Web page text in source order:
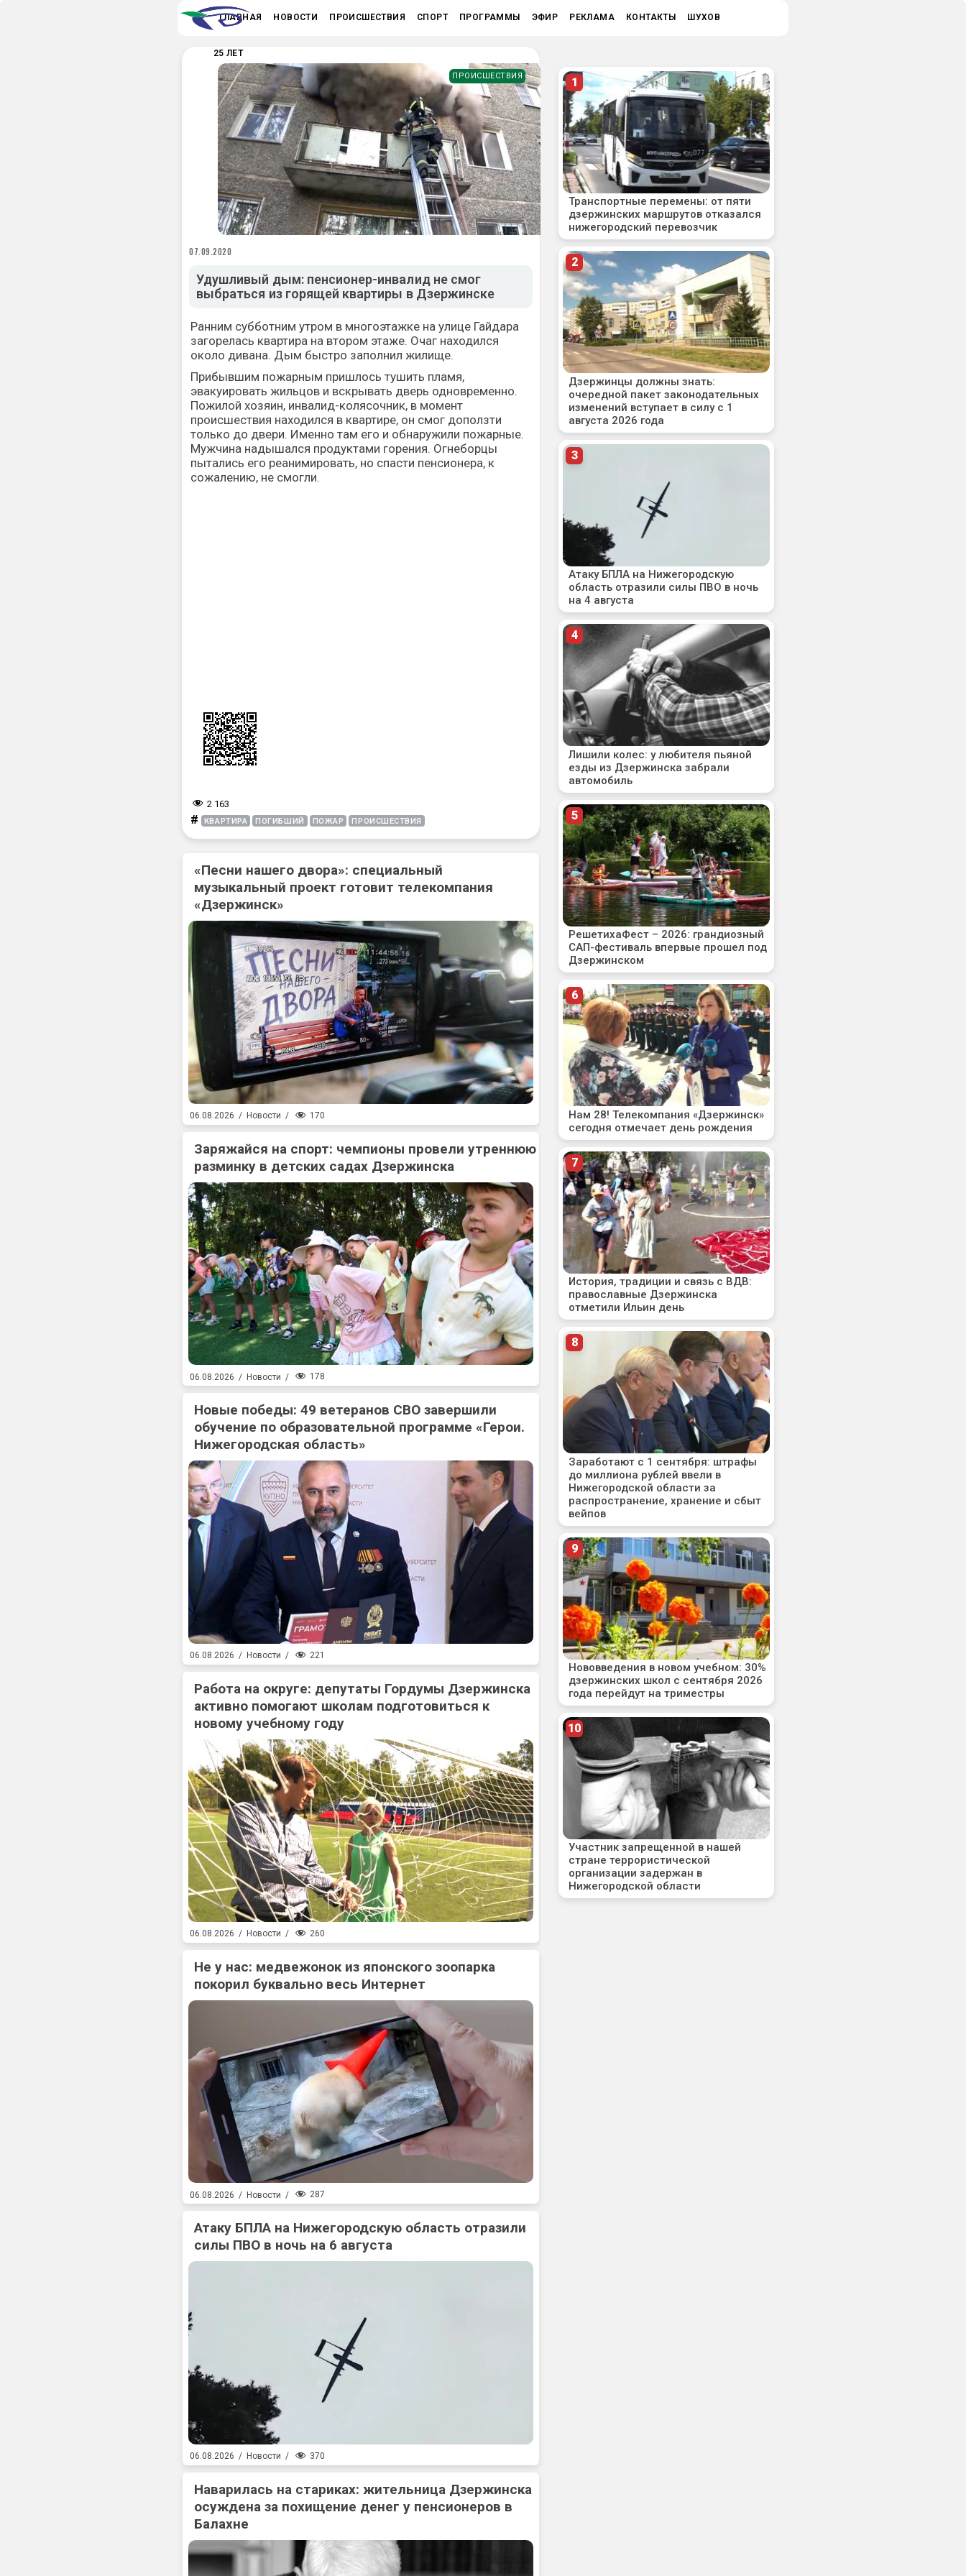
ГЛАВНАЯ НОВОСТИ ПРОИСШЕСТВИЯ СПОРТ ПРОГРАММЫ ЭФИР РЕКЛАМА КОНТАКТЫ ШУХОВ
25 ЛЕТ
ПРОИСШЕСТВИЯ
07.09.2020
Удушливый дым: пенсионер-инвалид не смог
выбраться из горящей квартиры в Дзержинске
Ранним субботним утром в многоэтажке на улице Гайдара
загорелась квартира на втором этаже. Очаг находился
около дивана. Дым быстро заполнил жилище.
Прибывшим пожарным пришлось тушить пламя,
эвакуировать жильцов и вскрывать дверь одновременно.
Пожилой хозяин, инвалид-колясочник, в момент
происшествия находился в квартире, он смог доползти
только до двери. Именно там его и обнаружили пожарные.
Мужчина надышался продуктами горения. Огнеборцы
пытались его реанимировать, но спасти пенсионера, к
сожалению, не смогли.
2 163
# КВАРТИРА ПОГИБШИЙ ПОЖАР ПРОИСШЕСТВИЯ
«Песни нашего двора»: специальный
музыкальный проект готовит телекомпания
«Дзержинск»
06.08.2026 / Новости / 170
Заряжайся на спорт: чемпионы провели утреннюю
разминку в детских садах Дзержинска
06.08.2026 / Новости / 178
Новые победы: 49 ветеранов СВО завершили
обучение по образовательной программе «Герои.
Нижегородская область»
06.08.2026 / Новости / 221
Работа на округе: депутаты Гордумы Дзержинска
активно помогают школам подготовиться к
новому учебному году
06.08.2026 / Новости / 260
Не у нас: медвежонок из японского зоопарка
покорил буквально весь Интернет
06.08.2026 / Новости / 287
Атаку БПЛА на Нижегородскую область отразили
силы ПВО в ночь на 6 августа
06.08.2026 / Новости / 370
Наварилась на стариках: жительница Дзержинска
осуждена за похищение денег у пенсионеров в
Балахне